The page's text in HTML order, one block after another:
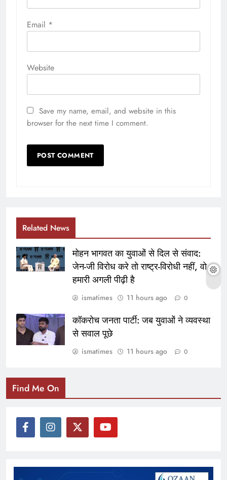
Email *
Website
Save my name, email, and website in this
browser for the next time I comment.
Related News
मोहन भागवत का युवाओं से दिल से संवाद:
जेन-जी विरोध करे तो राष्ट्र-विरोधी नहीं, वो
हमारी अगली पीढ़ी है
ismatimes 11 hours ago 0
कॉकरोच जनता पार्टी: जब युवाओं ने व्यवस्था
से सवाल पूछे
ismatimes 11 hours ago 0
Find Me On